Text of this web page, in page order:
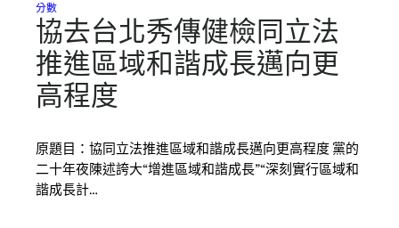
分數
協去台北秀傳健檢同立法
推進區域和諧成長邁向更
高程度
原題目：協同立法推進區域和諧成長邁向更高程度 黨的
二十年夜陳述誇大“增進區域和諧成長”“深刻實行區域和
諧成長計…